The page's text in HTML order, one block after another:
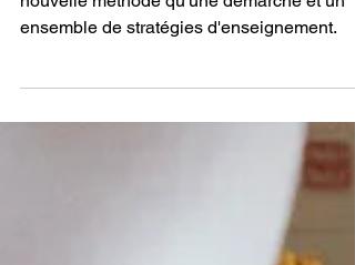
La pédagogie différenciée est moins une